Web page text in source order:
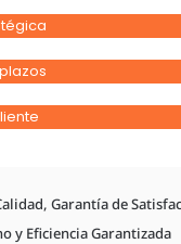
Garantía de
y Eficiencia Garantizada